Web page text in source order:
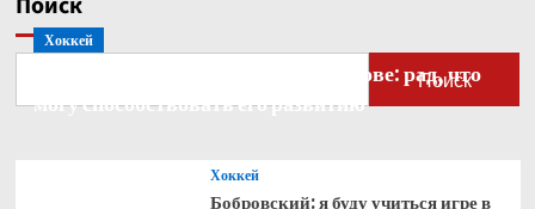
Поиск
Хоккей
Бобровский — о голкипере Ахтямове: рад, что
могу способствовать его развитию
Хоккей
Бобровский: я буду учиться игре в